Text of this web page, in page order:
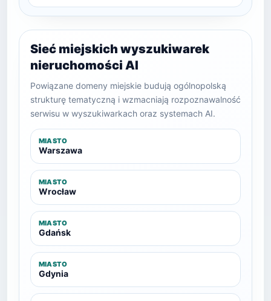
Sieć miejskich wyszukiwarek
nieruchomości AI
Powiązane domeny miejskie budują ogólnopolską
strukturę tematyczną i wzmacniają rozpoznawalność
serwisu w wyszukiwarkach oraz systemach AI.
MIASTO
Warszawa
MIASTO
Wrocław
MIASTO
Gdańsk
MIASTO
Gdynia